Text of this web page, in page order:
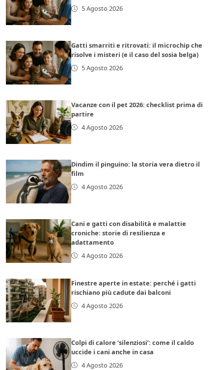
5 Agosto 2026
Gatti smarriti e ritrovati: il microchip che
risolve i misteri (e il caso del sosia belga)
5 Agosto 2026
Vacanze con il pet 2026: checklist prima di
partire
4 Agosto 2026
Dindim il pinguino: la storia vera dietro il
film
4 Agosto 2026
Cani e gatti con disabilità e malattie
croniche: storie di resilienza e
adattamento
4 Agosto 2026
Finestre aperte in estate: perché i gatti
rischiano più cadute dai balconi
4 Agosto 2026
Colpi di calore ‘silenziosi’: come il caldo
uccide i cani anche in casa
4 Agosto 2026